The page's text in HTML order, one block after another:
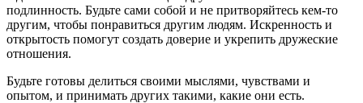
подлинность. Будьте сами собой и не притворяйтесь кем-то
другим, чтобы понравиться другим людям. Искренность и
открытость помогут создать доверие и укрепить дружеские
отношения.
Будьте готовы делиться своими мыслями, чувствами и
опытом, и принимать других такими, какие они есть.